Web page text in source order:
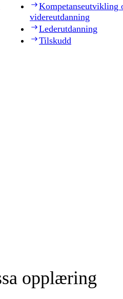
Kompetanseutvikling
videreutdanning
Lederutdanning
Tilskudd
opplæring